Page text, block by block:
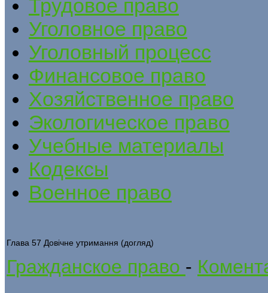
Трудовое право
Уголовное право
Уголовный процесс
Финансовое право
Хозяйственное право
Экологическое право
Учебные материалы
Кодексы
Военное право
Глава 57 Довічне утримання (догляд)
Гражданское право -